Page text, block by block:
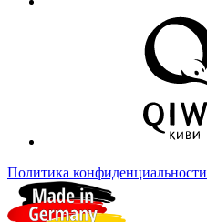
Политика конфиденциальности